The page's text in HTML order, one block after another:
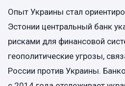
Опыт Украины стал
Эстонии центральный банк
рисками для финансовой
геополитические угрозы,
России против Украины.